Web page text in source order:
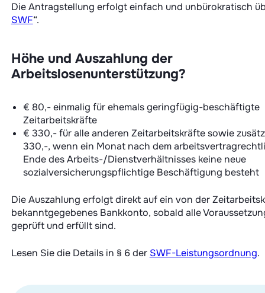
Die Antragstellung erfolgt einfach und unbürokratisch
SWF“.
Höhe und Auszahlung der
Arbeitslosenunterstützung?
€ 80,- einmalig für ehemals geringfügig-beschäftigte
Zeitarbeitskräfte
€ 330,- für alle anderen Zeitarbeitskräfte sowie
330,-, wenn ein Monat nach dem
Ende des Arbeits-/Dienstverhältnisses keine neue
sozialversicherungspflichtige Beschäftigung besteht
Die Auszahlung erfolgt direkt auf ein von der
bekanntgegebenes Bankkonto, sobald alle
geprüft und erfüllt sind.
Lesen Sie die Details in § 6 der SWF-Leistungsordnung.